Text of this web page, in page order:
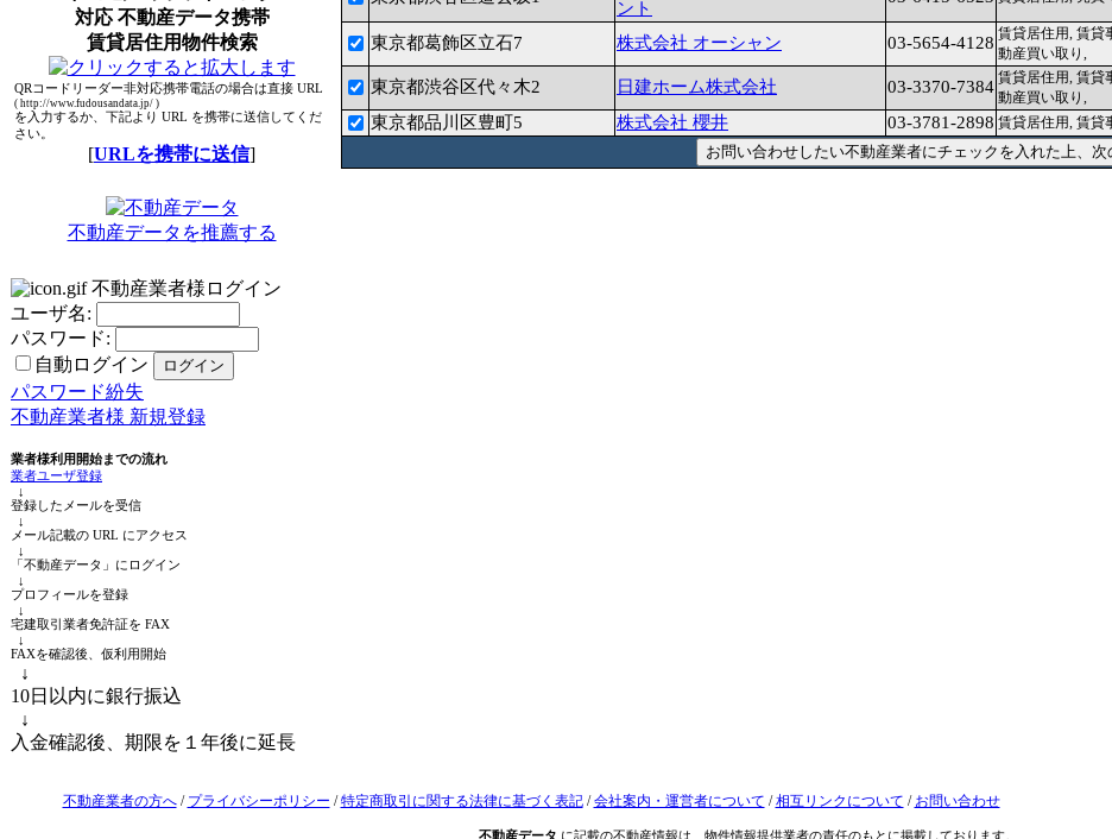
対応 不動産データ携帯
賃貸居住用物件検索
QRコードリーダー非対応携帯電話の場合は直接 URL
( http://www.fudousandata.jp/ )
を入力するか、下記より URL を携帯に送信してくだ
さい。
[URLを携帯に送信]
不動産データを推薦する
不動産業者様ログイン
ユーザ名:
パスワード:
自動ログイン
パスワード紛失
不動産業者様 新規登録
業者様利用開始までの流れ
業者ユーザ登録
↓
登録したメールを受信
↓
メール記載の URL にアクセス
↓
「不動産データ」にログイン
↓
プロフィールを登録
↓
宅建取引業者免許証を FAX
↓
FAXを確認後、仮利用開始
↓
10日以内に銀行振込
↓
入金確認後、期限を１年後に延長
ント
東京都葛飾区立石7 株式会社 オーシャン 03-5654-4128 賃貸居住用, 賃貸
動産買い取り,
東京都渋谷区代々木2 日建ホーム株式会社 03-3370-7384 賃貸居住用, 賃貸
動産買い取り,
東京都品川区豊町5 株式会社 櫻井 03-3781-2898 賃貸居住用, 賃貸
不動産業者の方へ/ プライバシーポリシー /特定商取引に関する法律に基づく表記/会社案内・運営者について /相互リンクについて / お問い合わせ
不動産データ に記載の不動産情報は、物件情報提供業者の責任のもとに掲載しております。